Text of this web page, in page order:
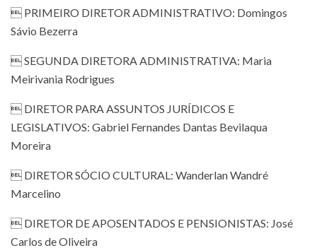
 PRIMEIRO DIRETOR ADMINISTRATIVO: Domingos
Sávio Bezerra
 SEGUNDA DIRETORA ADMINISTRATIVA: Maria
Meirivania Rodrigues
 DIRETOR PARA ASSUNTOS JURÍDICOS E
LEGISLATIVOS: Gabriel Fernandes Dantas Bevilaqua
Moreira
 DIRETOR SÓCIO CULTURAL: Wanderlan Wandré
Marcelino
 DIRETOR DE APOSENTADOS E PENSIONISTAS: José
Carlos de Oliveira